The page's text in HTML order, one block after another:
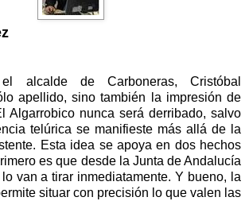
alcalde de Carboneras, Cristóbal
apellido, sino también la impresión de
Algarrobico nunca será derribado, salvo
telúrica se manifieste más allá de la
Esta idea se apoya en dos hechos
es que desde la Junta de Andalucía
van a tirar inmediatamente. Y bueno, la
situar con precisión lo que valen las